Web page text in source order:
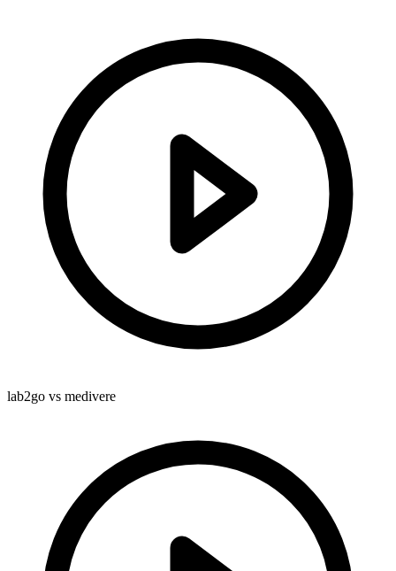
lab2go vs medivere